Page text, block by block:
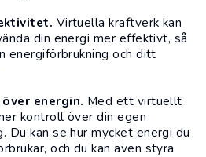
Virtuella kraftverk kan
din energi mer effektivt, så
energiförbrukning och ditt
energin. Med ett virtuellt
kontroll över din egen
Du kan se hur mycket energi du
och du kan även styra